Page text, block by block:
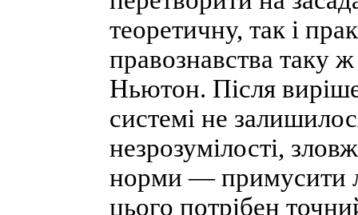
теоретичну, так і
правознавства таку
Ньютон. Після
системі не
незрозумілості,
норми — примусити
цього потрібен